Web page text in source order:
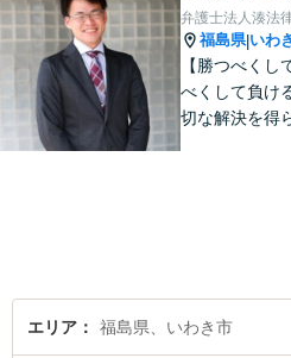
弁護士法人湊法
福島県|いわ
【勝つべくし
べくして負け
切な解決を得
エリア 福島県、いわき市